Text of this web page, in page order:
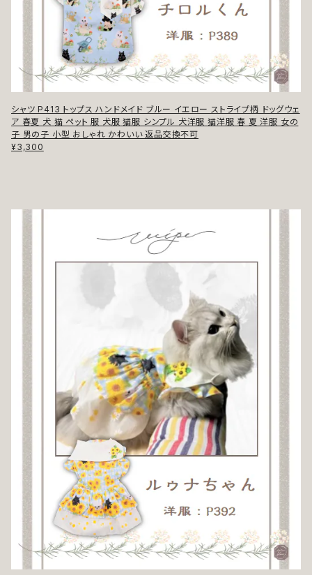
シャツ P413 トップス ハンドメイド ブルー イエロー ストライプ柄 ドッグウェ
ア 春夏 犬 猫 ペット 服 犬服 猫服 シンプル 犬洋服 猫洋服 春 夏 洋服 女の
子 男の子 小型 おしゃれ かわいい 返品交換不可
¥3,300